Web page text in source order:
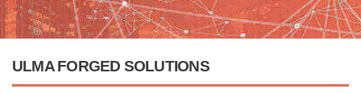
ULMA FORGED SOLUTIONS